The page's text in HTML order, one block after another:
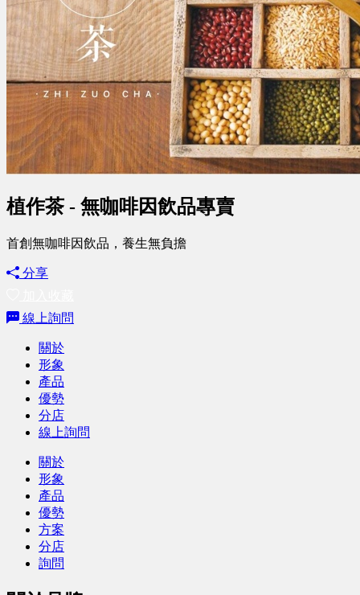
植作茶 - 無咖啡因飲品專賣
首創無咖啡因飲品，養生無負擔
分享
線上詢問
關於
形象
產品
優勢
分店
線上詢問
關於
形象
產品
優勢
方案
分店
詢問